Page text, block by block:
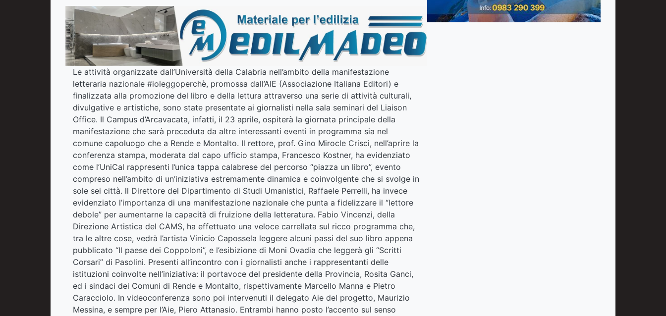
Le attività organizzate dall’Università della Calabria nell’ambito della manifestazione
letteraria nazionale #ioleggoperchè, promossa dall’AIE (Associazione Italiana Editori) e
finalizzata alla promozione del libro e della lettura attraverso una serie di attività culturali,
divulgative e artistiche, sono state presentate ai giornalisti nella sala seminari del Liaison
Office. Il Campus d’Arcavacata, infatti, il 23 aprile, ospiterà la giornata principale della
manifestazione che sarà preceduta da altre interessanti eventi in programma sia nel
comune capoluogo che a Rende e Montalto. Il rettore, prof. Gino Mirocle Crisci, nell’aprire la
conferenza stampa, moderata dal capo ufficio stampa, Francesco Kostner, ha evidenziato
come l’UniCal rappresenti l’unica tappa calabrese del percorso “piazza un libro”, evento
compreso nell’ambito di un’iniziativa estremamente dinamica e coinvolgente che si svolge in
sole sei città. ll Direttore del Dipartimento di Studi Umanistici, Raffaele Perrelli, ha invece
evidenziato l’importanza di una manifestazione nazionale che punta a fidelizzare il “lettore
debole” per aumentarne la capacità di fruizione della letteratura. Fabio Vincenzi, della
Direzione Artistica del CAMS, ha effettuato una veloce carrellata sul ricco programma che,
tra le altre cose, vedrà l’artista Vinicio Capossela leggere alcuni passi del suo libro appena
pubblicato “Il paese dei Coppoloni”, e l’esibizione di Moni Ovadia che leggerà gli “Scritti
Corsari” di Pasolini. Presenti all’incontro con i giornalisti anche i rappresentanti delle
istituzioni coinvolte nell’iniziativa: il portavoce del presidente della Provincia, Rosita Ganci,
ed i sindaci dei Comuni di Rende e Montalto, rispettivamente Marcello Manna e Pietro
Caracciolo. In videoconferenza sono poi intervenuti il delegato Aie del progetto, Maurizio
Messina, e sempre per l’Aie, Piero Attanasio. Entrambi hanno posto l’accento sul senso